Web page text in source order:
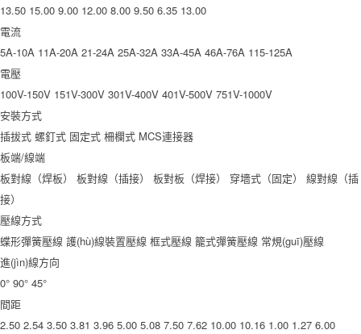
13.50 15.00 9.00 12.00 8.00 9.50 6.35 13.00
電流
5A-10A 11A-20A 21-24A 25A-32A 33A-45A 46A-76A 115-125A
電壓
100V-150V 151V-300V 301V-400V 401V-500V 751V-1000V
安裝方式
插拔式 螺釘式 固定式 柵欄式 MCS連接器
板端/線端
板對線（焊板）
板對線（插接） 板對板（焊接） 穿墻式（固定）
線對線（插
接）
壓線方式
蝶形彈簧壓線 護(hù)線裝置壓線 框式壓線 籠式彈簧壓線 常規(guī)壓線
進(jìn)線方向
0° 90° 45°
間距
2.50 2.54 3.50 3.81 3.96 5.00 5.08 7.50 7.62 10.00 10.16 1.00 1.27 6.00